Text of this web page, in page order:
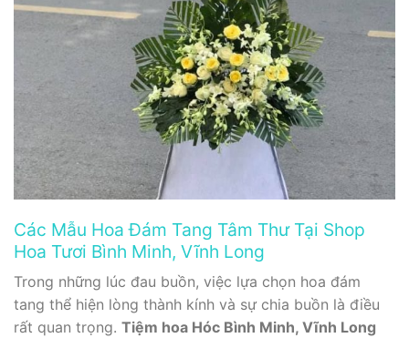
Các Mẫu Hoa Đám Tang Tâm Thư Tại Shop
Hoa Tươi Bình Minh, Vĩnh Long
Trong những lúc đau buồn, việc lựa chọn hoa đám
tang thể hiện lòng thành kính và sự chia buồn là điều
rất quan trọng. Tiệm hoa Hóc Bình Minh, Vĩnh Long